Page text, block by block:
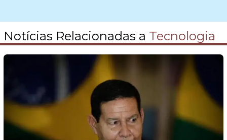
Notícias Relacionadas a Tecnologia